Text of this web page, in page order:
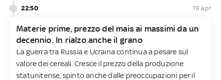
22:50 19 apr
Materie prime, prezzo del mais ai massimi da un
decennio. In rialzo anche il grano
La guerra tra Russia e Ucraina continua a pesare sul
valore dei cereali. Cresce il prezzo della produzione
statunitense, spinto anche dalle preoccupazioni per il